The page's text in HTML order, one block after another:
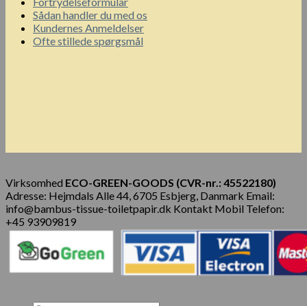
Sådan handler du med os
Kundernes Anmeldelser
Ofte stillede spørgsmål
Virksomhed ECO-GREEN-GOODS (CVR-nr.: 45522180)
Adresse: Hejmdals Alle 44, 6705 Esbjerg, Danmark Email:
info@bambus-tissue-toiletpapir.dk Kontakt Mobil Telefon:
+45 93909819